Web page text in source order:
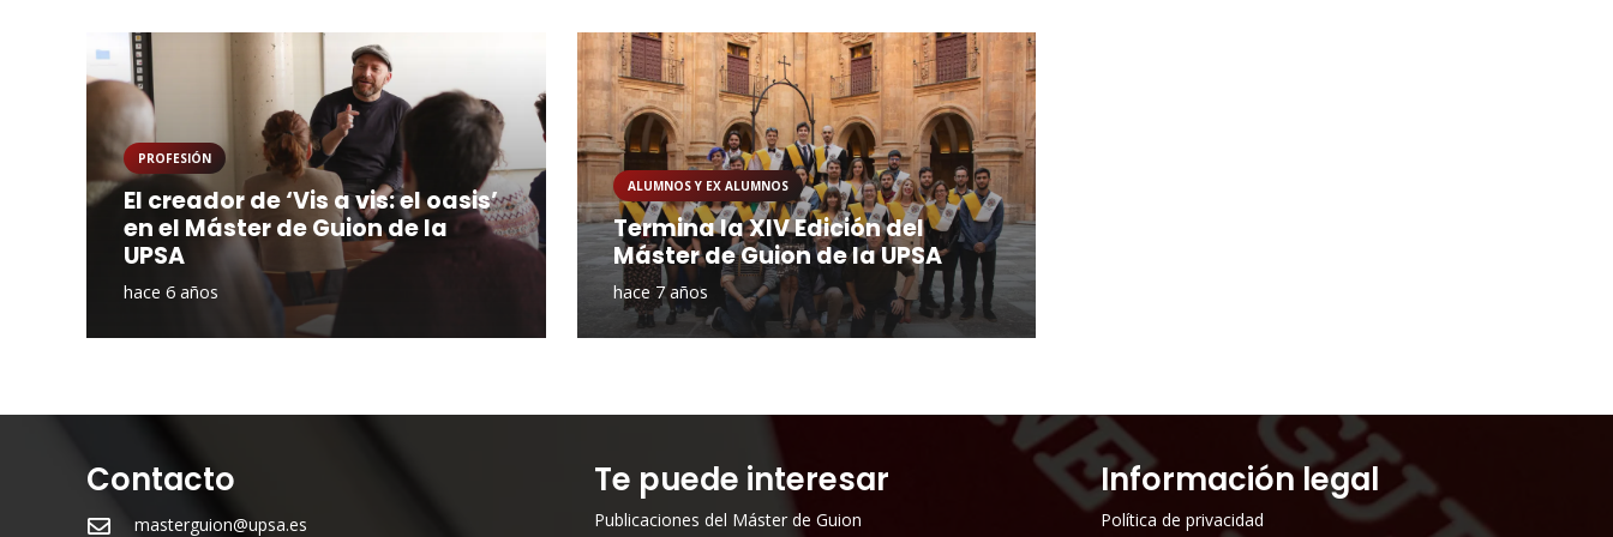
PROFESIÓN
El creador de ‘Vis a vis: el oasis’
en el Máster de Guion de la
UPSA
hace 6 años
ALUMNOS Y EX ALUMNOS
Termina la XIV Edición del
Máster de Guion de la UPSA
hace 7 años
Contacto
masterguion@upsa.es
Te puede interesar
Publicaciones del Máster de Guion
Información legal
Política de privacidad